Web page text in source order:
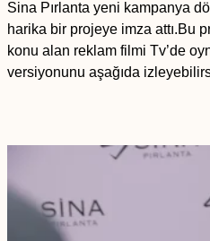
Sina Pırlanta yeni kampanya
harika bir projeye imza attı.Bu
konu alan reklam filmi Tv’de
versiyonunu aşağıda